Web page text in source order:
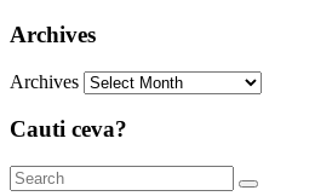
Archives
Archives
Cauti ceva?